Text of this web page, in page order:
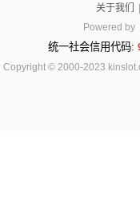
关于我们
Powered by
统一社会信用代码:
Copyright © 2000-2023